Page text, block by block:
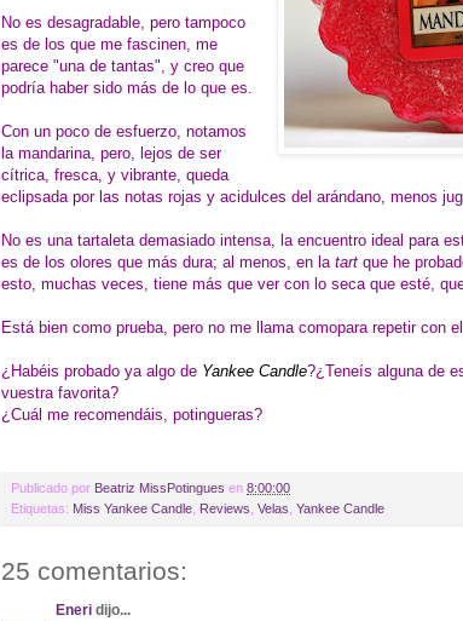
No es desagradable, pero tampoco
es de los que me fascinen, me
parece "una de tantas", y creo que
podría haber sido más de lo que es.
Con un poco de esfuerzo, notamos
la mandarina, pero, lejos de ser
cítrica, fresca, y vibrante, queda
eclipsada por las notas rojas y acidulces del arándano, menos
No es una tartaleta demasiado intensa, la encuentro ideal para
es de los olores que más dura; al menos, en la tart que he
esto, muchas veces, tiene más que ver con lo seca que esté,
Está bien como prueba, pero no me llama comopara repetir con
¿Habéis probado ya algo de Yankee Candle?¿Teneís alguna de
vuestra favorita?
¿Cuál me recomendáis, potingueras?
Publicado por Beatriz MissPotingues en 8:00:00
Etiquetas: Miss Yankee Candle Reviews Velas Yankee Candle
25 comentarios:
Eneri dijo...